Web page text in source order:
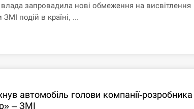
запровадила нові обмеження на висвітлення
подій в країні, ...
автомобіль голови компанії-розробника
– ЗМІ